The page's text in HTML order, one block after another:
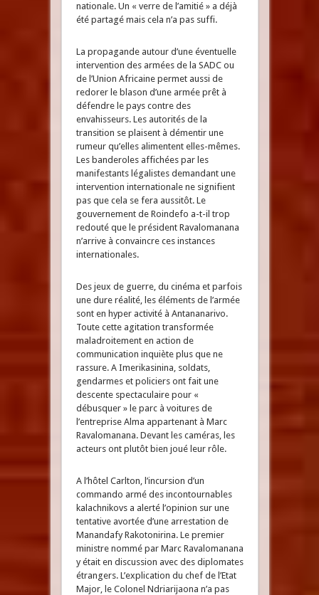
nationale. Un « verre de l’amitié » a déjà
été partagé mais cela n’a pas suffi.
La propagande autour d’une éventuelle
intervention des armées de la SADC ou
de l’Union Africaine permet aussi de
redorer le blason d’une armée prêt à
défendre le pays contre des
envahisseurs. Les autorités de la
transition se plaisent à démentir une
rumeur qu’elles alimentent elles-mêmes.
Les banderoles affichées par les
manifestants légalistes demandant une
intervention internationale ne signifient
pas que cela se fera aussitôt. Le
gouvernement de Roindefo a-t-il trop
redouté que le président Ravalomanana
n’arrive à convaincre ces instances
internationales.
Des jeux de guerre, du cinéma et parfois
une dure réalité, les éléments de l’armée
sont en hyper activité à Antananarivo.
Toute cette agitation transformée
maladroitement en action de
communication inquiète plus que ne
rassure. A Imerikasinina, soldats,
gendarmes et policiers ont fait une
descente spectaculaire pour «
débusquer » le parc à voitures de
l’entreprise Alma appartenant à Marc
Ravalomanana. Devant les caméras, les
acteurs ont plutôt bien joué leur rôle.
A l’hôtel Carlton, l’incursion d’un
commando armé des incontournables
kalachnikovs a alerté l’opinion sur une
tentative avortée d’une arrestation de
Manandafy Rakotonirina. Le premier
ministre nommé par Marc Ravalomanana
y était en discussion avec des diplomates
étrangers. L’explication du chef de l’Etat
Major, le Colonel Ndriarijaona n’a pas